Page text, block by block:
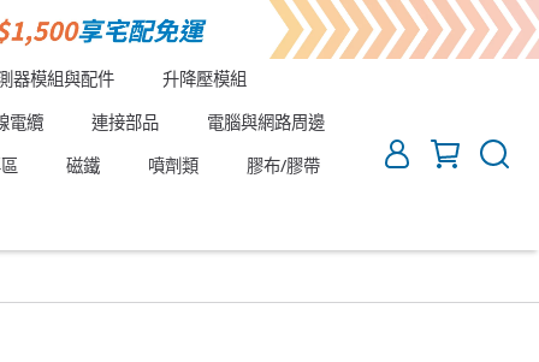
器模組與配件
升降壓模組
電纜
連接部品
電腦與網路周邊
磁鐵 噴劑類 膠布/膠帶